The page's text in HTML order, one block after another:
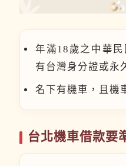
年滿18歲之中華
有台灣身分證或永
名下有機車，且機
台北機車借款要